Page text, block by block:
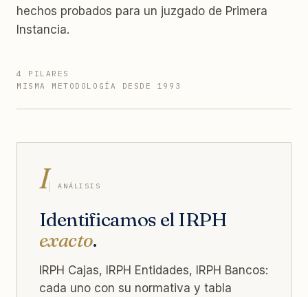
hechos probados para un juzgado de Primera
Instancia.
4 PILARES
MISMA METODOLOGÍA DESDE 1993
I ANÁLISIS
Identificamos el IRPH
exacto.
IRPH Cajas, IRPH Entidades, IRPH Bancos:
cada uno con su normativa y tabla